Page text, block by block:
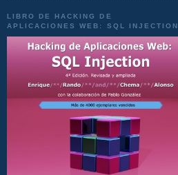
LIBRO DE HACKING DE
APLICACIONES WEB: SQL INJECTION